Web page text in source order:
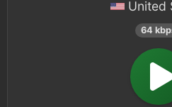
United
64